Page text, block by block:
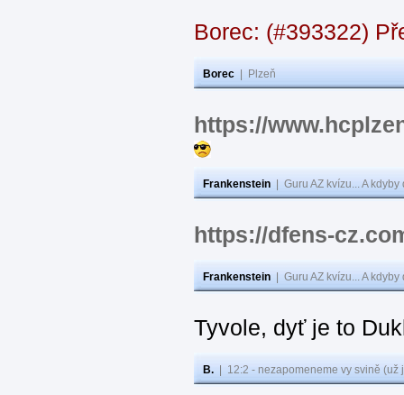
Borec: (#393322)
Borec Plzeň
https://
Frankenstein Guru AZ kvízu... A
https://dfens-
Frankenstein Guru AZ kvízu... A
Tyvole, dyť je to
B. 12:2 - nezapomeneme vy svině